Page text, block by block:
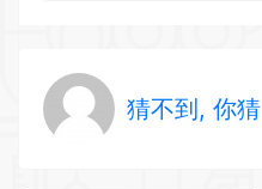
猜不到, 你猜